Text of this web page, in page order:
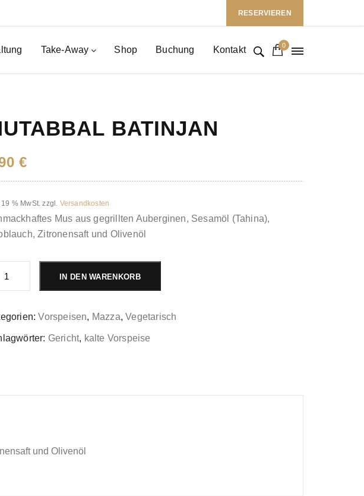
RESERVIEREN
0
Take-Away Shop Buchung Kontakt
BATINJAN
€
% MwSt. zzgl. Versandkosten
Mus aus gegrillten Auberginen, Sesamöl (Tahina),
Zitronensaft und Olivenöl
IN DEN WARENKORB
Vorspeisen, Mazza,Vegetarisch
Gericht, kalte Vorspeise
und Olivenöl